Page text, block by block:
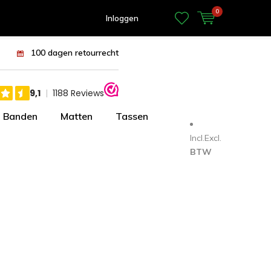
Inloggen
0
100 dagen retourrecht
Banden Matten Tassen
Incl.Excl.
BTW